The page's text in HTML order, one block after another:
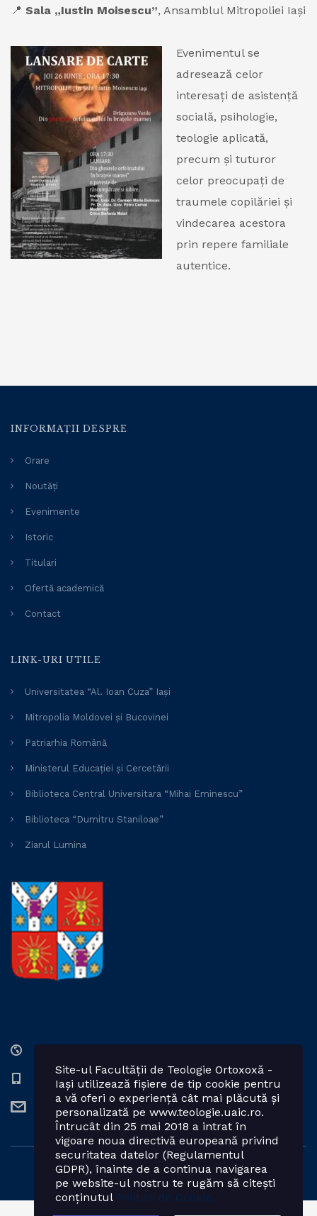
📍 Sala „Iustin Moisescu”, Ansamblul Mitropoliei Iași
Evenimentul se
adresează celor
interesați de asistență
socială, psihologie,
teologie aplicată,
precum și tuturor
celor preocupați de
traumele copilăriei și
vindecarea acestora
prin repere familiale
autentice.
INFORMAȚII DESPRE
Orare
Noutăți
Evenimente
Istoric
Titulari
Ofertă academică
Contact
LINK-URI UTILE
Universitatea “Al. Ioan Cuza” Iași
Mitropolia Moldovei și Bucovinei
Patriarhia Română
Ministerul Educației și Cercetării
Biblioteca Central Universitara “Mihai Eminescu”
Biblioteca “Dumitru Staniloae”
Ziarul Lumina
0232 201328; 0232 201102 int. 2424, 2423, 2425
teologie.ortodoxa@uaic.ro
Powered by: Facultatea de Teologie Ortodoxă - Iași
Site-ul Facultății de Teologie Ortoxoxă -
Iași utilizează fișiere de tip cookie pentru
a vă oferi o experiență cât mai plăcută și
personalizată pe www.teologie.uaic.ro.
Întrucât din 25 mai 2018 a intrat în
vigoare noua directivă europeană privind
securitatea datelor (Regulamentul
GDPR), înainte de a continua navigarea
pe website-ul nostru te rugăm să citești
conținutul Politicii de Cookie.